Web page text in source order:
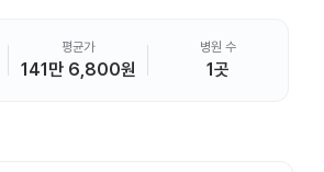
평균가
141만 6,800원
병원 수
1곳